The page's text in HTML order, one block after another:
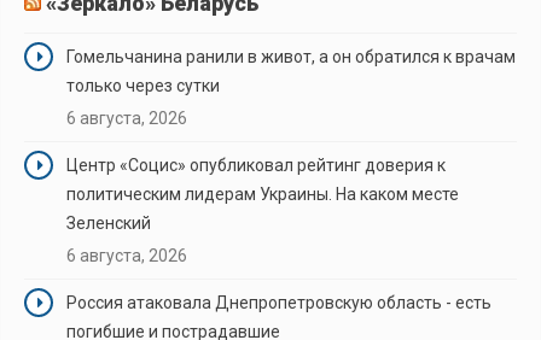
Гомельчанина ранили в живот, а он обратился к врачам
только через сутки
6 августа, 2026
Центр «Социс» опубликовал рейтинг доверия к
политическим лидерам Украины. На каком месте
Зеленский
6 августа, 2026
Россия атаковала Днепропетровскую область - есть
погибшие и пострадавшие